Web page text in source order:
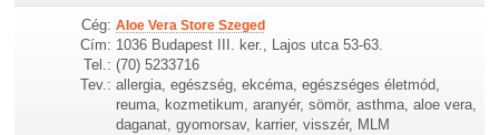
Cég: Aloe Vera Store Szeged
Cím: 1036 Budapest III. ker., Lajos utca 53-63.
Tel.: (70) 5233716
Tev.: allergia, egészség, ekcéma, egészséges életmód,
reuma, kozmetikum, aranyér, sömör, asthma, aloe vera,
daganat, gyomorsav, karrier, visszér, MLM